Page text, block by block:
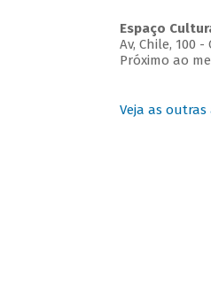
Espaço
Av, Chile, 100 -
Próximo ao
Veja as outras